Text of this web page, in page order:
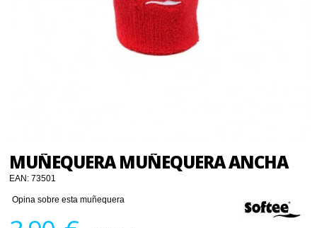
MUÑEQUERA MUÑEQUERA ANCHA
EAN:73501
Opina sobre esta muñequera